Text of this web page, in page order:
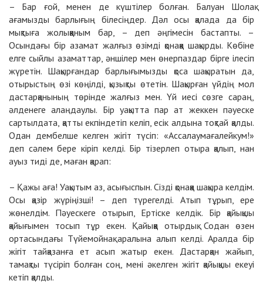
– Бар ғой, менен де күштілер болған. Балуан Шолақ
ағамызды барлығың білесіңдер. Дәл осы қалада да бір
мықтыға жолыққаным бар, – деп әңгімесін бастапты. –
Осындағы бір азамат жалғыз өзімді қонаққа шақырды. Көбіне
елге сыйлы азаматтар, әншілер мен өнерпаздар бірге ілесіп
жүретін. Шақырғандар барлығымызды қоса шақыратын да,
отырыстың өзі көңілді, қызықты өтетін. Шақырған үйдің мол
дастарқанының төрінде жалғыз мен. Үй иесі сөзге сараң,
әлденеге алаңдаулы. Бір уақытта пар ат жеккен пәуеске
сартылдата, қатты екпіндетіп келіп, есік алдына тоқтай қалды.
Одан дембелше келген жігіт түсіп: «Ассалаумағалейкум!»
деп сәлем бере кіріп келді. Бір тізерлеп отыра қалып, нан
ауыз тиді де, маған қарап:
– Қажы аға! Уақытым аз, асығыспын. Сізді қонаққа шақыра келдім.
Осы қазір жүріңізші! – деп түрегелді. Атып тұрып, ере
жөнелдім. Пәуескеге отырып, Ертіске келдік. Бір қайықшы
қайығымен тосып тұр екен. Қайыққа отырдық. Содан өзен
ортасындағы Түйемойнақ аралына алып келді. Аралда бір
жігіт тайқазанға ет асып жатыр екен. Дастарқан жайып,
тамақты түсіріп болған соң, мені әкелген жігіт қайықшы екеуі
кетіп қалды.